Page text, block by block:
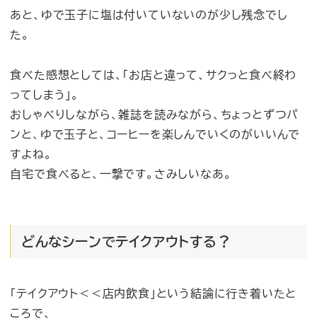
あと、ゆで玉子に塩は付いていないのが少し残念でし
た。
食べた感想としては、「お店と違って、サクっと食べ終わ
ってしまう」。
おしゃべりしながら、雑誌を読みながら、ちょっとずつパ
ンと、ゆで玉子と、コーヒーを楽しんでいくのがいいんで
すよね。
自宅で食べると、一撃です。さみしいなあ。
どんなシーンでテイクアウトする？
「テイクアウト＜＜店内飲食」という結論に行き着いたと
ころで、